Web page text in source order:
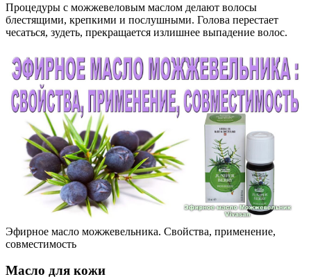
Процедуры с можжевеловым маслом делают волосы
блестящими, крепкими и послушными. Голова перестает
чесаться, зудеть, прекращается излишнее выпадение волос.
Эфирное масло можжевельника. Свойства, применение,
совместимость
Масло для кожи